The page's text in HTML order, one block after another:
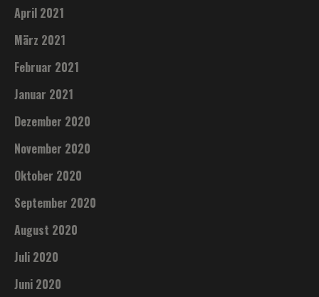
April 2021
März 2021
Februar 2021
Januar 2021
Dezember 2020
November 2020
Oktober 2020
September 2020
August 2020
Juli 2020
Juni 2020